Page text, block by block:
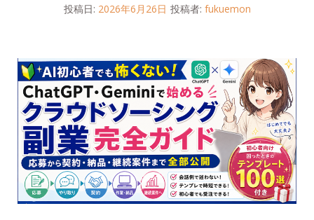
投稿日: 2026年6月26日 投稿者: fukuemon